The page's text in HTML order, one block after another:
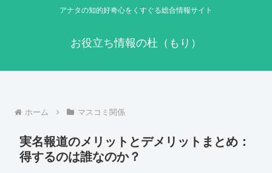
アナタの知的好奇心をくすぐる総合情報サイト
お役立ち情報の杜（もり）
ホーム マスコミ関係
実名報道のメリットとデメリットまとめ：
得するのは誰なのか？